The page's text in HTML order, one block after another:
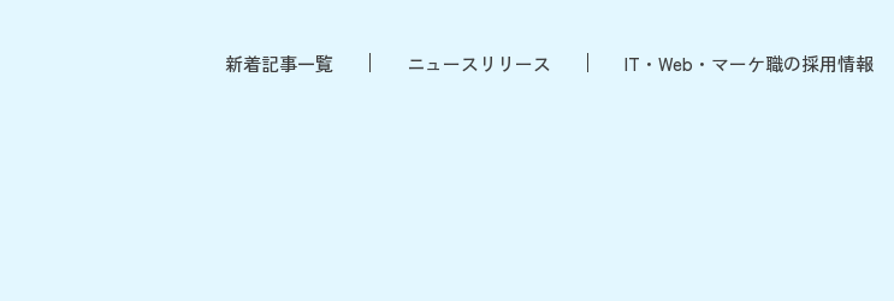
新着記事一覧 ニュースリリース IT・Web・マーケ職の採用情報